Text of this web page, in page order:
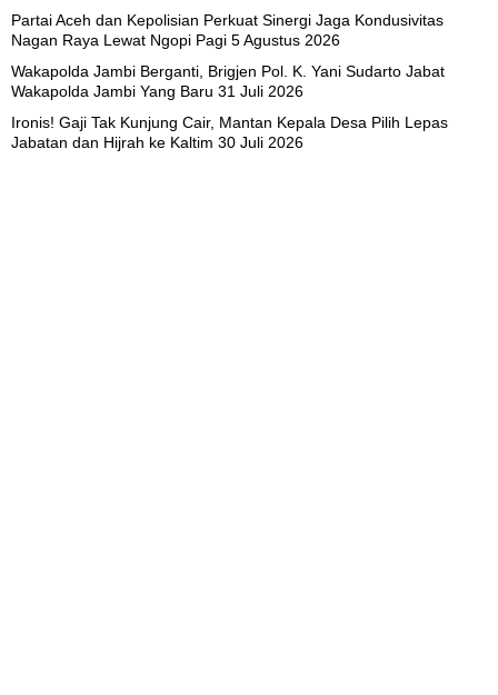
Partai Aceh dan Kepolisian Perkuat Sinergi Jaga Kondusivitas
Nagan Raya Lewat Ngopi Pagi 5 Agustus 2026
Wakapolda Jambi Berganti, Brigjen Pol. K. Yani Sudarto Jabat
Wakapolda Jambi Yang Baru 31 Juli 2026
Ironis! Gaji Tak Kunjung Cair, Mantan Kepala Desa Pilih Lepas
Jabatan dan Hijrah ke Kaltim 30 Juli 2026